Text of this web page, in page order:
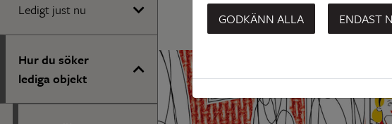
Ledigt just nu
Hur du söker
lediga objekt
GODKÄNN ALLA ENDAST